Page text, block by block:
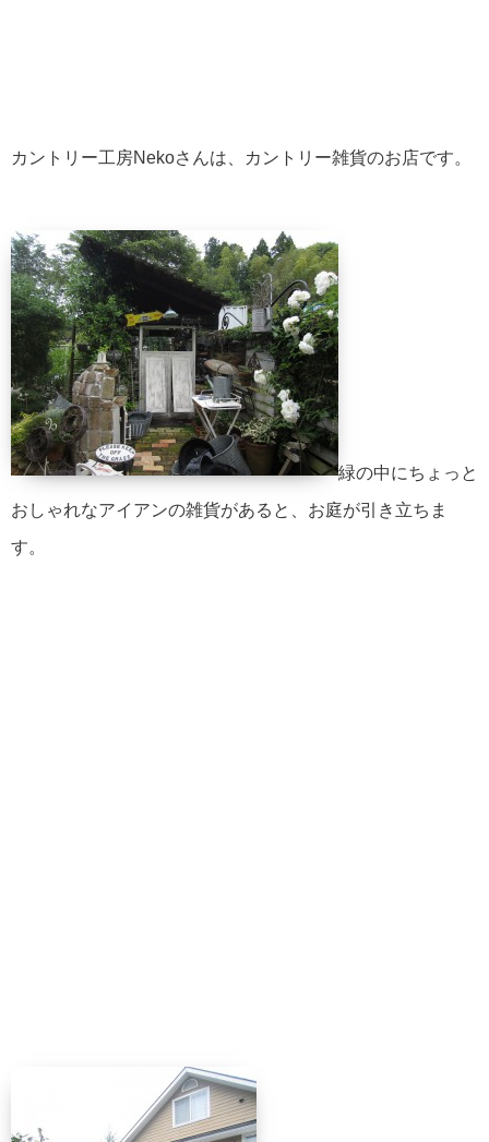
カントリー工房Nekoさんは、カントリー雑貨のお店です。
緑の中にちょっと
おしゃれなアイアンの雑貨があると、お庭が引き立ちま
す。